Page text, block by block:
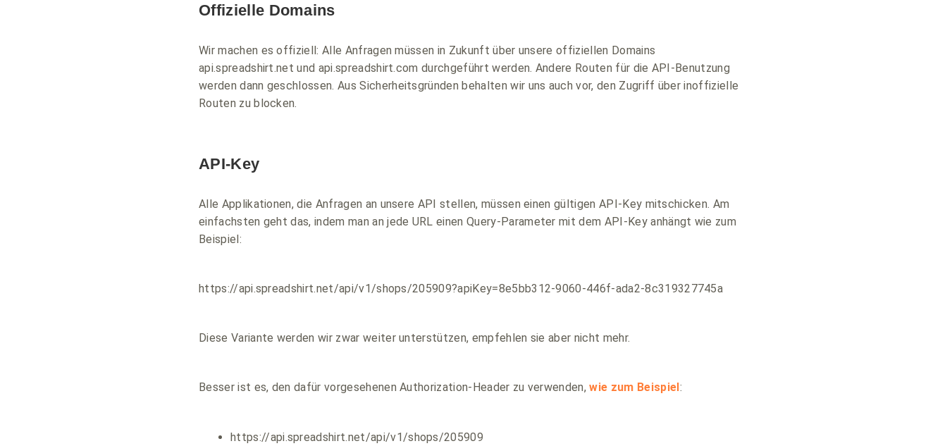
Offizielle Domains
Wir machen es offiziell: Alle Anfragen müssen in Zukunft über unsere offiziellen Domains
api.spreadshirt.net und api.spreadshirt.com durchgeführt werden. Andere Routen für die API-Benutzung
werden dann geschlossen. Aus Sicherheitsgründen behalten wir uns auch vor, den Zugriff über inoffizielle
Routen zu blocken.
API-Key
Alle Applikationen, die Anfragen an unsere API stellen, müssen einen gültigen API-Key mitschicken. Am
einfachsten geht das, indem man an jede URL einen Query-Parameter mit dem API-Key anhängt wie zum
Beispiel:
https://api.spreadshirt.net/api/v1/shops/205909?apiKey=8e5bb312-9060-446f-ada2-8c319327745a
Diese Variante werden wir zwar weiter unterstützen, empfehlen sie aber nicht mehr.
Besser ist es, den dafür vorgesehenen Authorization-Header zu verwenden,wie zum Beispiel:
https://api.spreadshirt.net/api/v1/shops/205909